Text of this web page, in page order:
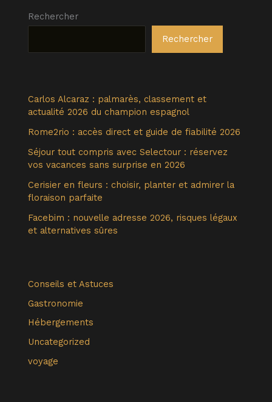
Rechercher
Rechercher
Carlos Alcaraz : palmarès, classement et
actualité 2026 du champion espagnol
Rome2rio : accès direct et guide de fiabilité 2026
Séjour tout compris avec Selectour : réservez
vos vacances sans surprise en 2026
Cerisier en fleurs : choisir, planter et admirer la
floraison parfaite
Facebim : nouvelle adresse 2026, risques légaux
et alternatives sûres
Conseils et Astuces
Gastronomie
Hébergements
Uncategorized
voyage